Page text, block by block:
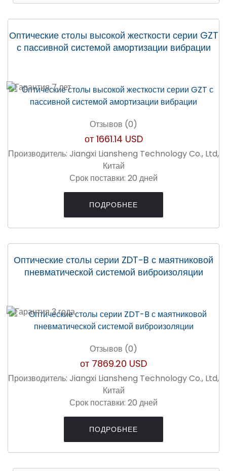
Оптические столы высокой жесткости серии GZT
с пассивной системой амортизации вибрации
Отзывов (0)
от 1661.14 USD
Производитель: Jiangxi Liansheng Technology Co., Ltd,
Китай
Срок поставки: 20 дней
ПОДРОБНЕЕ
Оптические столы серии ZDT-B с маятниковой
пневматической системой виброизоляции
Отзывов (0)
от 7869.20 USD
Производитель: Jiangxi Liansheng Technology Co., Ltd,
Китай
Срок поставки: 20 дней
ПОДРОБНЕЕ